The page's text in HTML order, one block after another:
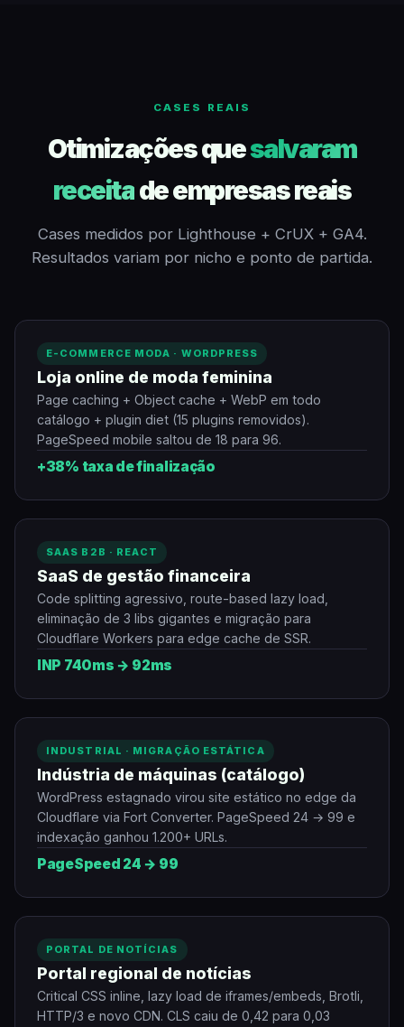
CASES REAIS
Otimizações quesalvaram
receitade empresas reais
Cases medidos por Lighthouse + CrUX + GA4.
Resultados variam por nicho e ponto de partida.
E-COMMERCE MODA · WORDPRESS
Loja online de moda feminina
Page caching + Object cache + WebP em todo
catálogo + plugin diet (15 plugins removidos).
PageSpeed mobile saltou de 18 para 96.
+38% taxa de finalização
SAAS B2B · REACT
SaaS de gestão financeira
Code splitting agressivo, route-based lazy load,
eliminação de 3 libs gigantes e migração para
Cloudflare Workers para edge cache de SSR.
INP 740ms → 92ms
INDUSTRIAL · MIGRAÇÃO ESTÁTICA
Indústria de máquinas (catálogo)
WordPress estagnado virou site estático no edge da
Cloudflare via Fort Converter. PageSpeed 24 → 99 e
indexação ganhou 1.200+ URLs.
PageSpeed 24 → 99
PORTAL DE NOTÍCIAS
Portal regional de notícias
Critical CSS inline, lazy load de iframes/embeds, Brotli,
HTTP/3 e novo CDN. CLS caiu de 0,42 para 0,03